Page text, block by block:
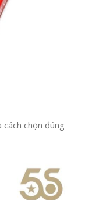
cách chọn đúng